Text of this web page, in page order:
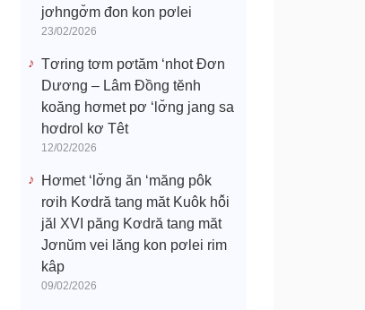
jơhngơ̆m đon kon pơlei
23/02/2026
Tơring tơm pơtăm ‘nhot Đơn
Dương – Lâm Đồng tĕnh
koăng hơmet pơ ‘lơ̆ng jang sa
hơdrol kơ Têt
12/02/2026
Hơmet ‘lơ̆ng ăn ‘măng pôk
rơih Kơdră tang măt Kuôk hô̆i
jăl XVI păng Kơdră tang măt
Jơnŭm vei lăng kon pơlei rim
kâp
09/02/2026